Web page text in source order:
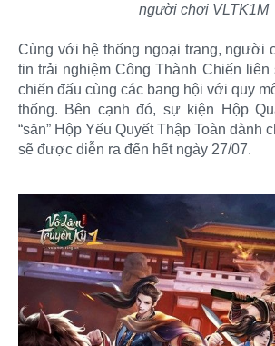
người chơi VLTK1M
Cùng với hệ thống ngoại trang, người
tin trải nghiệm Công Thành Chiến liên
chiến đấu cùng các bang hội với quy
thống. Bên cạnh đó, sự kiện Hộp
“săn” Hộp Yếu Quyết Thập Toàn dành
sẽ được diễn ra đến hết ngày 27/07.